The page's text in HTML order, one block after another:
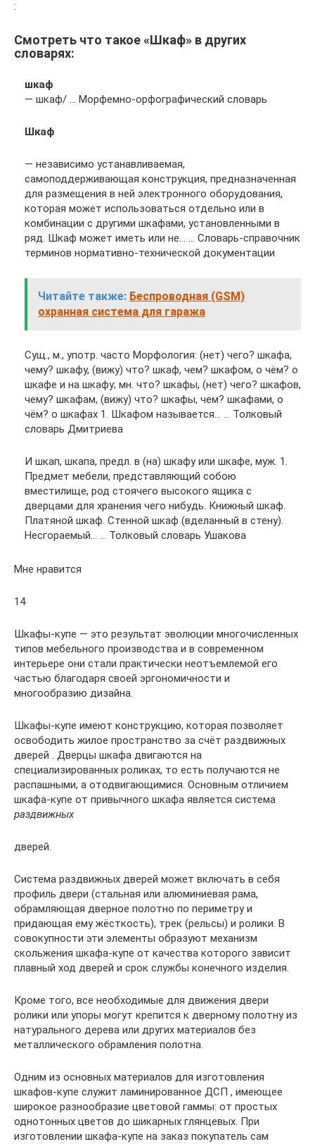
:
Смотреть что такое «Шкаф» в других
словарях:
шкаф
— шкаф/ … Морфемно-орфографический словарь
Шкаф
— независимо устанавливаемая,
самоподдерживающая конструкция, предназначенная
для размещения в ней электронного оборудования,
которая может использоваться отдельно или в
комбинации с другими шкафами, установленными в
ряд. Шкаф может иметь или не… … Словарь-справочник
терминов нормативно-технической документации
Читайте также: Беспроводная (GSM)
охранная система для гаража
Сущ., м., употр. часто Морфология: (нет) чего? шкафа,
чему? шкафу, (вижу) что? шкаф, чем? шкафом, о чём? о
шкафе и на шкафу; мн. что? шкафы, (нет) чего? шкафов,
чему? шкафам, (вижу) что? шкафы, чем? шкафами, о
чём? о шкафах 1. Шкафом называется… … Толковый
словарь Дмитриева
И шкап, шкапа, предл. в (на) шкафу или шкафе, муж. 1.
Предмет мебели, представляющий собою
вместилище, род стоячего высокого ящика с
дверцами для хранения чего нибудь. Книжный шкаф.
Платяной шкаф. Стенной шкаф (вделанный в стену).
Несгораемый… … Толковый словарь Ушакова
Мне нравится
14
Шкафы-купе — это результат эволюции многочисленных
типов мебельного производства и в современном
интерьере они стали практически неотъемлемой его
частью благодаря своей эргономичности и
многообразию дизайна.
Шкафы-купе имеют конструкцию, которая позволяет
освободить жилое пространство за счёт раздвижных
дверей . Дверцы шкафа двигаются на
специализированных роликах, то есть получаются не
распашными, а отодвигающимися. Основным отличием
шкафа-купе от привычного шкафа является система
раздвижных
дверей.
Система раздвижных дверей может включать в себя
профиль двери (стальная или алюминиевая рама,
обрамляющая дверное полотно по периметру и
придающая ему жёсткость), трек (рельсы) и ролики. В
совокупности эти элементы образуют механизм
скольжения шкафа-купе от качества которого зависит
плавный ход дверей и срок службы конечного изделия.
Кроме того, все необходимые для движения двери
ролики или упоры могут крепится к дверному полотну из
натурального дерева или других материалов без
металлического обрамления полотна.
Одним из основных материалов для изготовления
шкафов-купе служит ламинированное ДСП , имеющее
широкое разнообразие цветовой гаммы: от простых
однотонных цветов до шикарных глянцевых. При
изготовлении шкафа-купе на заказ покупатель сам